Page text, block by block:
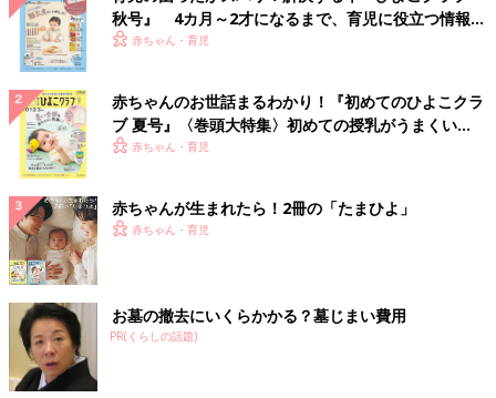
秋号』 4カ月～2才になるまで、育児に役立つ情報が
いっぱい！
赤ちゃん・育児
赤ちゃんのお世話まるわかり！『初めてのひよこクラ
ブ 夏号』〈巻頭大特集〉初めての授乳がうまくい
く！ おっぱい・ミルクの基本と夏のトラブル 解決テ
赤ちゃん・育児
赤ちゃんが生まれたら！2冊の「たまひよ」
赤ちゃん・育児
お墓の撤去にいくらかかる？墓じまい費用
PR(くらしの話題)